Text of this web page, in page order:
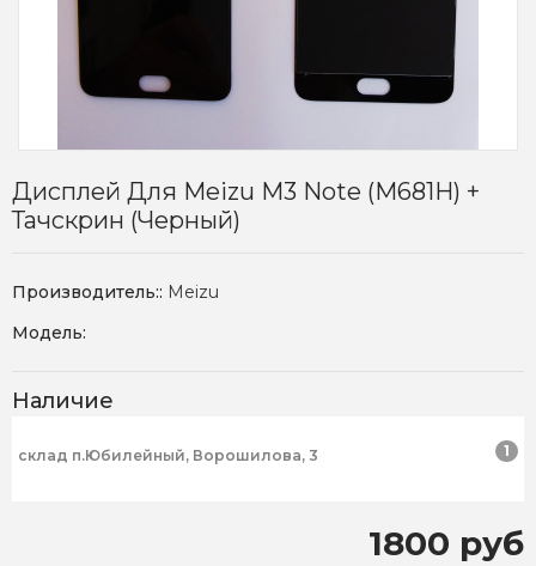
Дисплей Для Meizu M3 Note (M681H) +
Тачскрин (черный)
Производитель:: Meizu
Модель:
Наличие
склад п.Юбилейный, Ворошилова, 3 1
1800 руб